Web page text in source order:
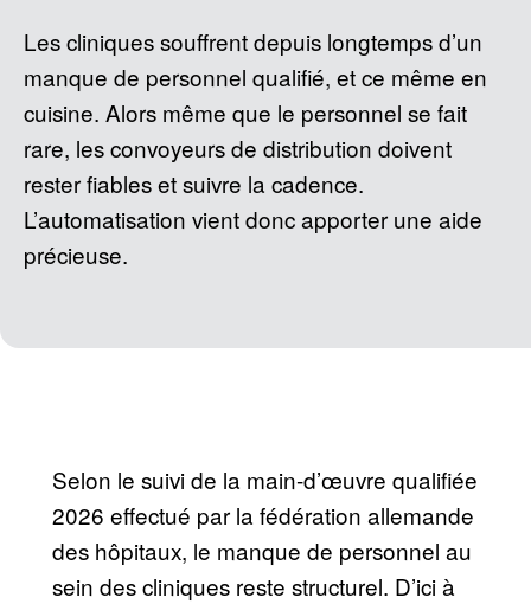
Les cliniques souffrent depuis longtemps d’un
manque de personnel qualifié, et ce même en
cuisine. Alors même que le personnel se fait
rare, les convoyeurs de distribution doivent
rester fiables et suivre la cadence.
L’automatisation vient donc apporter une aide
précieuse.
Selon le suivi de la main-d’œuvre qualifiée
2026 effectué par la fédération allemande
des hôpitaux, le manque de personnel au
sein des cliniques reste structurel. D’ici à